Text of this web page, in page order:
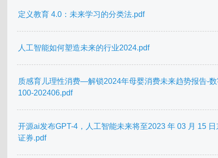
定义教育 4.0：未来学习的分类法.pdf
人工智能如何塑造未来的行业2024.pdf
质感育儿理性消费—解锁2024年母婴消费未来趋势报告-
100-202406.pdf
开源ai发布GPT-4，人工智能未来将至2023 年 03 月 15 日
证券.pdf